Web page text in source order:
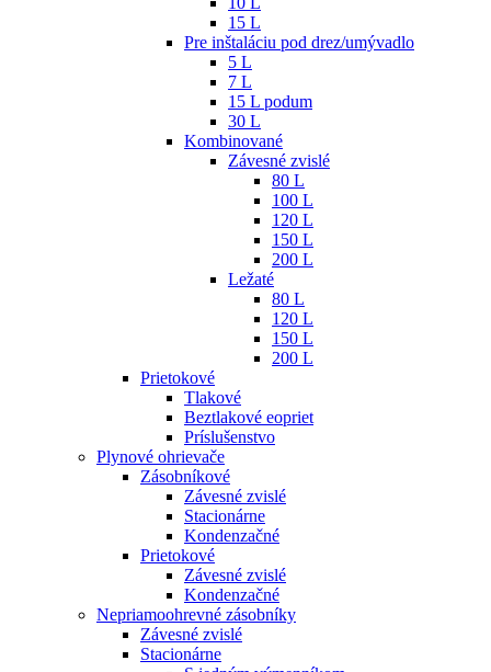
15 L
Pre inštaláciu pod drez/umývadlo
5 L
7 L
15 L podum
30 L
Kombinované
Závesné zvislé
80 L
100 L
120 L
150 L
200 L
Ležaté
80 L
120 L
150 L
200 L
Prietokové
Tlakové
Beztlakové eopriet
Príslušenstvo
Plynové ohrievače
Zásobníkové
Závesné zvislé
Stacionárne
Kondenzačné
Prietokové
Závesné zvislé
Kondenzačné
Nepriamoohrevné zásobníky
Závesné zvislé
Stacionárne